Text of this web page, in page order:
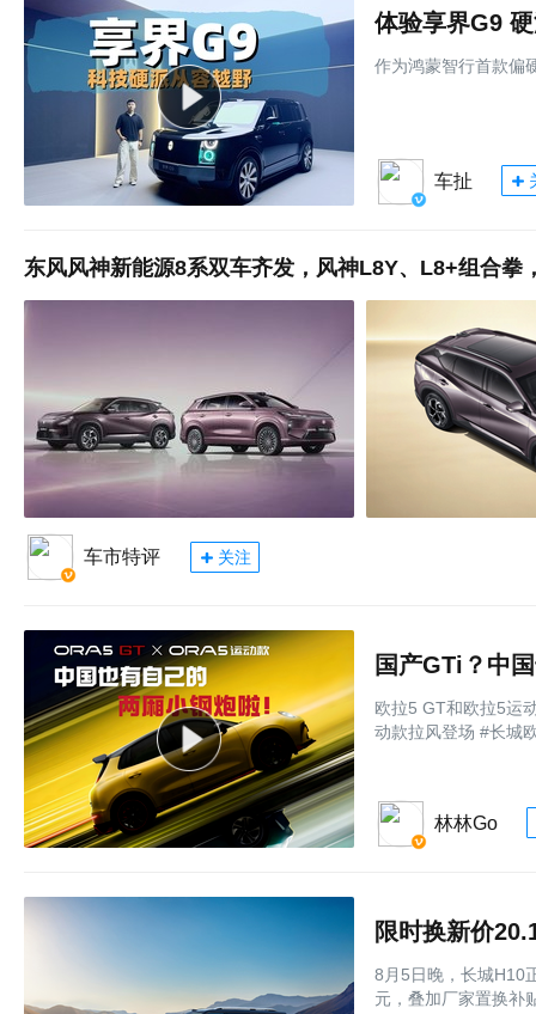
体验享界G9
作为鸿蒙智行首款偏
车扯
东风风神新能源8系双车齐发，风神L8Y、L8+组合拳
车市特评 关注
国产GTi？中
欧拉5 GT和欧拉5运
动款拉风登场 #长城
林林Go
限时换新价
8月5日晚，长城H10
元，叠加厂家置换补